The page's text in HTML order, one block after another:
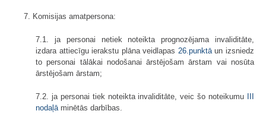
7. Komisijas amatpersona:
7.1. ja personai netiek noteikta prognozējama invaliditāte,
izdara attiecīgu ierakstu plāna veidlapas 26.punktāun izsniedz
to personai tālākai nodošanai ārstējošam ārstam vai nosūta
ārstējošam ārstam;
7.2. ja personai tiek noteikta invaliditāte, veic šo noteikumu
nodaļāminētās darbības.